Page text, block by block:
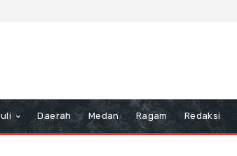
Daerah Medan Ragam Redaksi